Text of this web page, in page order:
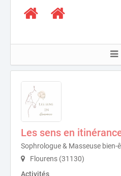
Les sens en
Sophrologue & Masseuse bien-
Flourens (31130)
Activités